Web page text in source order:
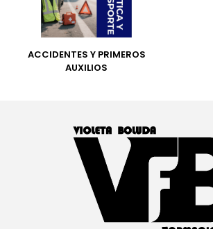
ACCIDENTES Y PRIMEROS
AUXILIOS